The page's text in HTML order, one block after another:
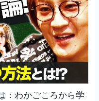
：わかごころから学